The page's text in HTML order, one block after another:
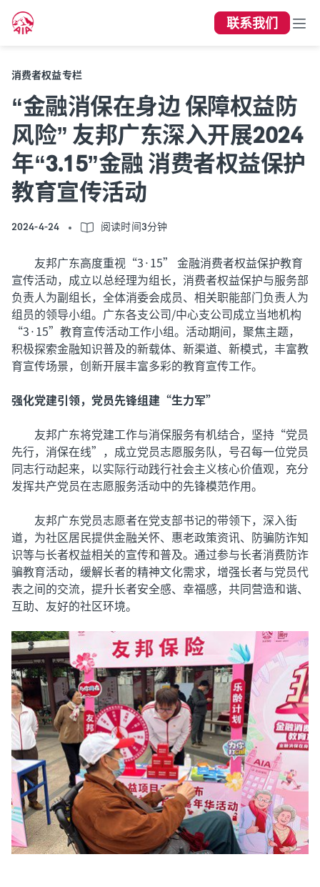
联系我们
消费者权益专栏
“金融消保在身边 保障权益防
风险” 友邦广东深入开展2024
年“3.15”金融 消费者权益保护
教育宣传活动
2024-4-24 阅读时间3分钟
友邦广东高度重视“3·15” 金融消费者权益保护教育
宣传活动，成立以总经理为组长，消费者权益保护与服务部
负责人为副组长，全体消委会成员、相关职能部门负责人为
组员的领导小组。广东各支公司/中心支公司成立当地机构
“3·15”教育宣传活动工作小组。活动期间，聚焦主题，
积极探索金融知识普及的新载体、新渠道、新模式，丰富教
育宣传场景，创新开展丰富多彩的教育宣传工作。
强化党建引领，党员先锋组建“生力军”
友邦广东将党建工作与消保服务有机结合，坚持“党员
先行，消保在线”，成立党员志愿服务队，号召每一位党员
同志行动起来，以实际行动践行社会主义核心价值观，充分
发挥共产党员在志愿服务活动中的先锋模范作用。
友邦广东党员志愿者在党支部书记的带领下，深入街
道，为社区居民提供金融关怀、惠老政策资讯、防骗防诈知
识等与长者权益相关的宣传和普及。通过参与长者消费防诈
骗教育活动，缓解长者的精神文化需求，增强长者与党员代
表之间的交流，提升长者安全感、幸福感，共同营造和谐、
互助、友好的社区环境。